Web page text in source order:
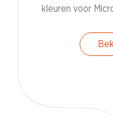
kleuren voor